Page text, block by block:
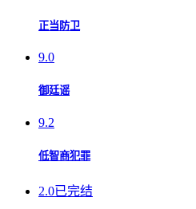
正当防卫
9.0
御廷谣
9.2
低智商犯罪
2.0已完结